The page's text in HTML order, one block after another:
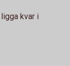
kvar i